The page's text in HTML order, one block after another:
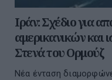
Ιράν: Σχέδιο για
αμερικανικών και
Στενά του Ορμούζ
Νέα ένταση